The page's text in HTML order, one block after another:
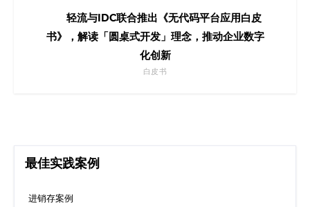
轻流与IDC联合推出《无代码平台应用白皮
书》，解读「圆桌式开发」理念，推动企业数字
化创新
白皮书
最佳实践案例
进销存案例